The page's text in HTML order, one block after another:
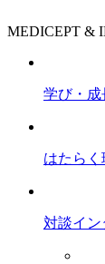
MEDICEPT &
学び・成
はたらく
対談イン